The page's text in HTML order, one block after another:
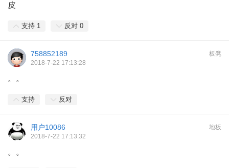
皮
支持 1 反对 0
板凳
758852189
2018-7-22 17:13:28
。。
支持 反对
地板
用户10086
2018-7-22 17:13:32
。。